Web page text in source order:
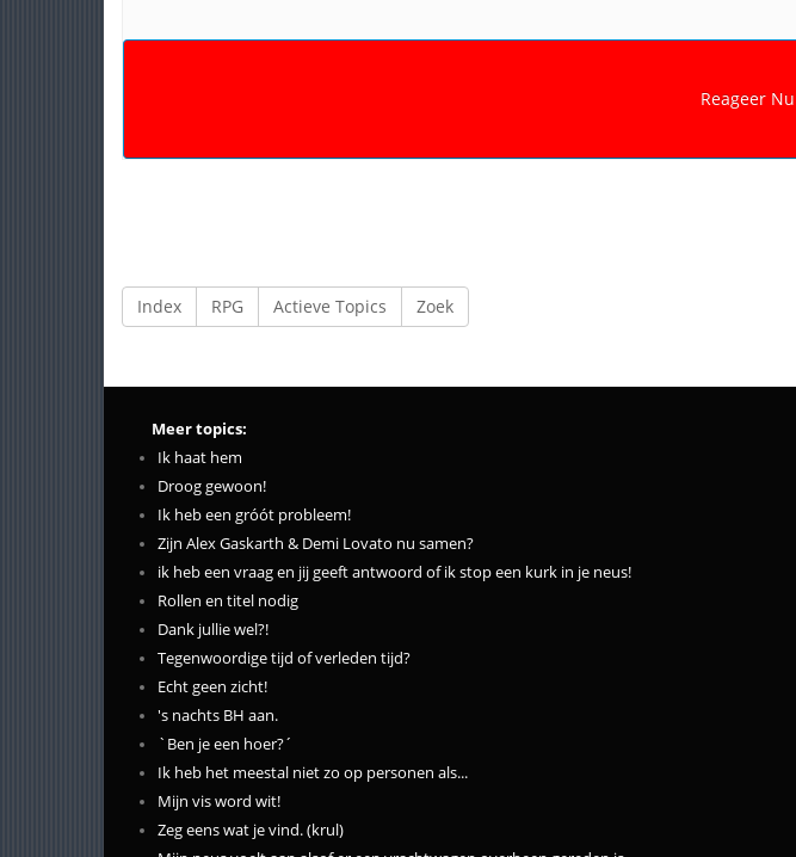
Index RPG Actieve Topics Zoek
Meer topics:
Ik haat hem
Droog gewoon!
Ik heb een gróót probleem!
Zijn Alex Gaskarth & Demi Lovato nu samen?
ik heb een vraag en jij geeft antwoord of ik stop een kurk in je neus!
Rollen en titel nodig
Dank jullie wel?!
Tegenwoordige tijd of verleden tijd?
Echt geen zicht!
's nachts BH aan.
`Ben je een hoer?´
Ik heb het meestal niet zo op personen als...
Mijn vis word wit!
Zeg eens wat je vind. (krul)